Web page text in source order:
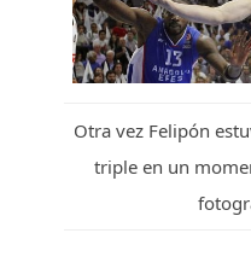
Otra vez Felipón
triple en un